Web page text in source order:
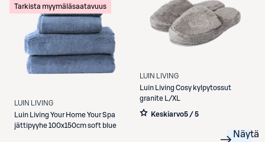
Tarkista myymäläsaatavuus
LUIN LIVING
Luin Living Your Home Your Spa
jättipyyhe 100x150cm soft blue
LUIN LIVING
Luin Living Cosy kylpytossut
granite L/XL
Keskiarvo5 / 5
Näytä